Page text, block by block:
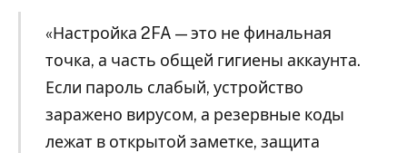
«Настройка 2FA — это не финальная
точка, а часть общей гигиены аккаунта.
Если пароль слабый, устройство
заражено вирусом, а резервные коды
лежат в открытой заметке, защита